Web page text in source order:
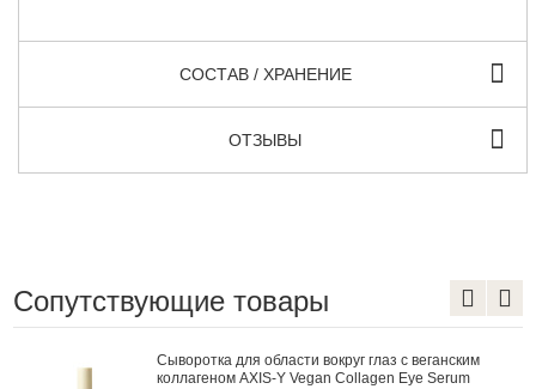
СОСТАВ / ХРАНЕНИЕ
ОТЗЫВЫ
Сопутствующие товары
глаз с веганским
Восстанавливающий крем
MEDI-PEEL Cell Toxing